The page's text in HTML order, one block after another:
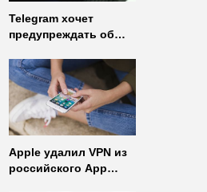
Telegram хочет
предупреждать об
неофициальных
клиентов
мессенджера
Apple удалил VPN из
российского App